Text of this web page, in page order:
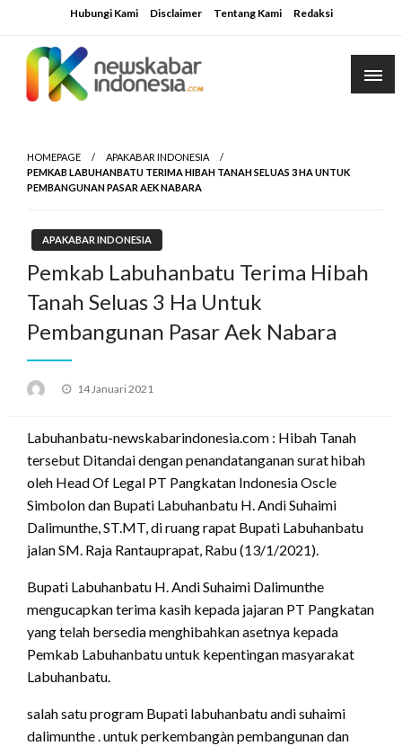
to
content
Hubungi Kami Disclaimer Tentang Kami Redaksi
HOMEPAGE
APAKABAR INDONESIA
PEMKAB LABUHANBATU TERIMA HIBAH TANAH SELUAS 3 HA UNTUK
PEMBANGUNAN PASAR AEK NABARA
APAKABAR INDONESIA
Pemkab Labuhanbatu Terima Hibah
Tanah Seluas 3 Ha Untuk
Pembangunan Pasar Aek Nabara
Posted
14 Januari 2021
Labuhanbatu-newskabarindonesia.com : Hibah Tanah
tersebut Ditandai dengan penandatanganan surat hibah
oleh Head Of Legal PT Pangkatan Indonesia Oscle
Simbolon dan Bupati Labuhanbatu H. Andi Suhaimi
Dalimunthe, ST.MT, di ruang rapat Bupati Labuhanbatu
jalan SM. Raja Rantauprapat, Rabu (13/1/2021).
Bupati Labuhanbatu H. Andi Suhaimi Dalimunthe
mengucapkan terima kasih kepada jajaran PT Pangkatan
yang telah bersedia menghibahkan asetnya kepada
Pemkab Labuhanbatu untuk kepentingan masyarakat
Labuhanbatu.
salah satu program Bupati labuhanbatu andi suhaimi
dalimunthe . untuk perkembangàn pembangunan dan